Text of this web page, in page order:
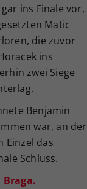
ins Finale vor,
Matic
die zuvor
ins
zwei Siege
Benjamin
war, an der
Einzel das
Schluss.
Braga.